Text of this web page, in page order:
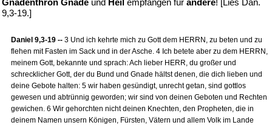
Gnadenthron Gnade und Heil empfangen für andere! [Lies Dan.
9,3-19.]
Daniel 9,3-19 -- 3 Und ich kehrte mich zu Gott dem HERRN, zu beten und zu
flehen mit Fasten im Sack und in der Asche. 4 Ich betete aber zu dem HERRN,
meinem Gott, bekannte und sprach: Ach lieber HERR, du großer und
schrecklicher Gott, der du Bund und Gnade hältst denen, die dich lieben und
deine Gebote halten: 5 wir haben gesündigt, unrecht getan, sind gottlos
gewesen und abtrünnig geworden; wir sind von deinen Geboten und Rechten
gewichen. 6 Wir gehorchten nicht deinen Knechten, den Propheten, die in
deinem Namen unsern Königen, Fürsten, Vätern und allem Volk im Lande